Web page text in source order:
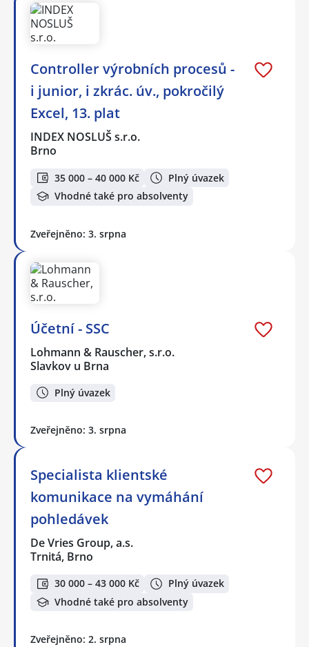
Controller výrobních procesů -
i junior, i zkrác. úv., pokročilý
Excel, 13. plat
INDEX NOSLUŠ s.r.o.
Brno
35 000 – 40 000 Kč
Plný úvazek
Vhodné také pro absolventy
Zveřejněno: 3. srpna
Účetní - SSC
Lohmann & Rauscher, s.r.o.
Slavkov u Brna
Plný úvazek
Zveřejněno: 3. srpna
Specialista klientské
komunikace na vymáhání
pohledávek
De Vries Group, a.s.
Trnitá, Brno
30 000 – 43 000 Kč
Plný úvazek
Vhodné také pro absolventy
Zveřejněno: 2. srpna